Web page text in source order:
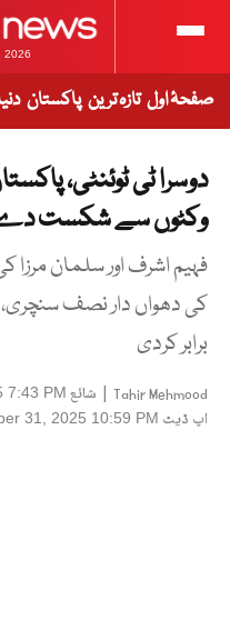
2026
صفحۂ اول تازہ ترین پاکستان
وکٹوں سے شکست
فہیم اشرف اور سلمان مرزا
برابر کردی
Tahir Mehmood
| شائع 7:43 PM
اپ ڈیٹ 31, 2025 10:59 PM